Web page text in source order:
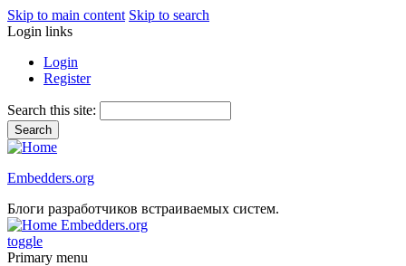
Skip to main content Skip to search
Login links
Login
Register
Search this site:
Embedders.org
Блоги разработчиков встраиваемых систем.
Embedders.org
toggle
Primary menu